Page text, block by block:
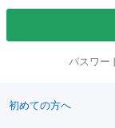
パスワー
初めての方へ